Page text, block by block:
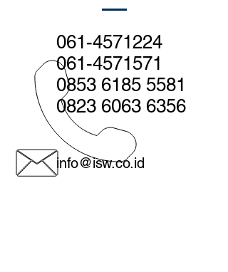
061-4571224
061-4571571
0853 6185 5581
0823 6063 6356
info@isw.co.id